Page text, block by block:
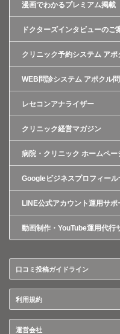
漫画でわかるプレミアム掲載
ドクターズインタビューのご
クリニック予約システム アポ
WEB問診システム アポクル
レセコンアナライザー
クリニック経営マガジン
病院・クリニック ホームペー
Googleビジネスプロフィール
LINE公式アカウント運用サポ
動画制作・YouTube運用代行
口コミ投稿ガイドライン
利用規約
運営会社